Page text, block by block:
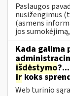
Paslaugos
nusižengimus
(asmens
jos
Kada galima
išdėstymo?...
irkoks
Web turinio